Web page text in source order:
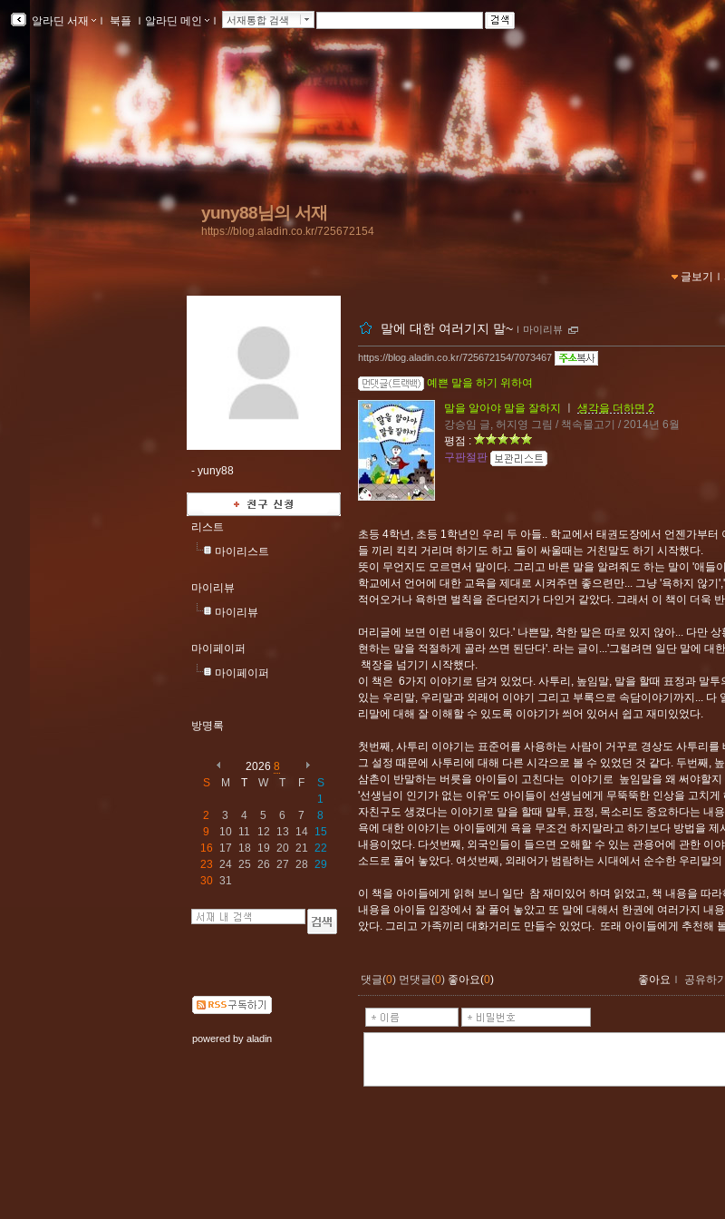
알라딘 서재 ｌ 북플 ｌ 알라딘 메인 ｌ 서재통합 검색
yuny88님의 서재
https://blog.aladin.co.kr/725672154
글보기 ｌ
- yuny88
리스트
마이리스트
마이리뷰
마이리뷰
마이페이퍼
마이페이퍼
방명록
2026 8
S
M T W T F
S
1
2
3 4 5 6 7
8
9
10 11 12 13 14
15
16
17 18 19 20 21 22
23 24 25 26 27 28 29
30 31
powered by aladin
말에 대한 여러기지 말~ ｌ 마이리뷰
https://blog.aladin.co.kr/725672154/7073467
예쁜 말을 하기 위하여
말을 알아야 말을 잘하지
생각을 더하면 2
강승임 글, 허지영 그림 / 책속물고기 / 2014년 6월
평점 :
구판절판
초등 4학년, 초등 1학년인 우리 두 아들.. 학교에서 태권도장에서 언젠가부터
들 끼리 킥킥 거리며 하기도 하고 둘이 싸울때는 거친말도 하기 시작했다.
뜻이 무언지도 모르면서 말이다. 그리고 바른 말을 알려줘도 하는 말이 '애들
학교에서 언어에 대한 교육을 제대로 시켜주면 좋으련만... 그냥 '욕하지 않기
적어오거나 욕하면 벌칙을 준다던지가 다인거 같았다. 그래서 이 책이 더욱
머리글에 보면 이런 내용이 있다.' 나쁜말, 착한 말은 따로 있지 않아... 다만
현하는 말을 적절하게 골라 쓰면 된단다'. 라는 글이...'그럴려면 일단 말에 대
책장을 넘기기 시작했다.
이 책은 6가지 이야기로 담겨 있었다. 사투리, 높임말, 말을 할때 표정과 말투
있는 우리말, 우리말과 외래어 이야기 그리고 부록으로 속담이야기까지... 다
리말에 대해 잘 이해할 수 있도록 이야기가 씌어 있어서 쉽고 재미있었다.
첫번째, 사투리 이야기는 표준어를 사용하는 사람이 거꾸로 경상도 사투리
그 설정 때문에 사투리에 대해 다른 시각으로 볼 수 있었던 것 같다. 두번째,
삼촌이 반말하는 버릇을 아이들이 고친다는 이야기로 높임말을 왜 써야할
'선생님이 인기가 없는 이유'도 아이들이 선생님에게 무뚝뚝한 인상을 고치게
자친구도 생겼다는 이야기로 말을 할때 말투, 표정, 목소리도 중요하다는 내
욕에 대한 이야기는 아이들에게 욕을 무조건 하지말라고 하기보다 방법을 제
내용이었다. 다섯번째, 외국인들이 들으면 오해할 수 있는 관용어에 관한 이
소드로 풀어 놓았다. 여섯번째, 외래어가 범람하는 시대에서 순수한 우리말
이 책을 아이들에게 읽혀 보니 일단 참 재미있어 하며 읽었고, 책 내용을 따
내용을 아이들 입장에서 잘 풀어 놓았고 또 말에 대해서 한권에 여러가지 내
았다. 그리고 가족끼리 대화거리도 만들수 있었다. 또래 아이들에게 추천해
댓글(0) 먼댓글(0) 좋아요(0) 좋아요 ｌ 공유하기